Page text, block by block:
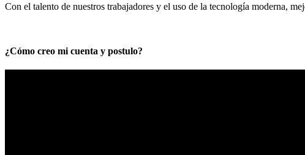
Con el talento de nuestros trabajadores y el uso de la tecnología moderna,
¿Cómo creo mi cuenta y postulo?